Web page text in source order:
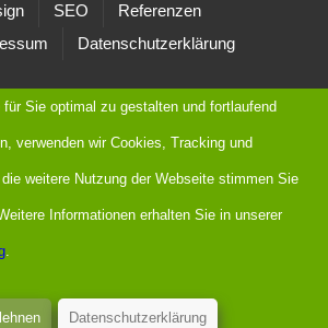
SEO
Referenzen
Datenschutzerklärung
Sie optimal zu gestalten und fortlaufend
verwenden wir Cookies, Tracking und
weitere Nutzung der Webseite stimmen Sie
Informationen erhalten Sie in unserer
.
Datenschutzerklärung